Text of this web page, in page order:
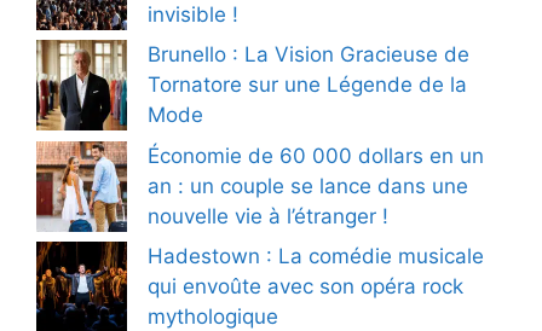
invisible !
Brunello : La Vision Gracieuse de
Tornatore sur une Légende de la
Mode
Économie de 60 000 dollars en un
an : un couple se lance dans une
nouvelle vie à l’étranger !
Hadestown : La comédie musicale
qui envoûte avec son opéra rock
mythologique